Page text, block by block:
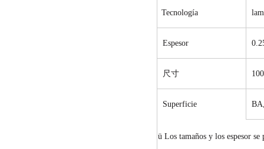
Tecnología
Espesor 0.
尺寸
Superficie BA
üLos tamaños y los espesor